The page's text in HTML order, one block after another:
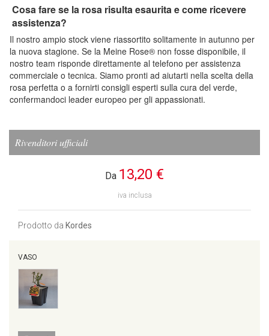
Cosa fare se la rosa risulta esaurita e come ricevere
assistenza?
Il nostro ampio stock viene riassortito solitamente in autunno per
la nuova stagione. Se la Meine Rose® non fosse disponibile, il
nostro team risponde direttamente al telefono per assistenza
commerciale o tecnica. Siamo pronti ad aiutarti nella scelta della
rosa perfetta o a fornirti consigli esperti sulla cura del verde,
confermandoci leader europeo per gli appassionati.
Rivenditori ufficiali
Da 13,20 €
iva inclusa
Prodotto da Kordes
VASO